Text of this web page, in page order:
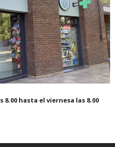
8.00 hasta el viernesa las 8.00